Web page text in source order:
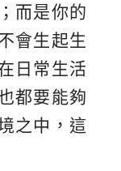
而是你的
會生起生
日常生活
都要能夠
之中，這